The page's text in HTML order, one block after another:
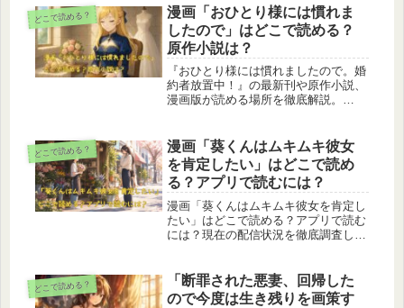
ど主要電子書籍ストアでの配信状況に
加え、コミックシーモア読み放題で読
めるのか、原作小説はなろうで読める
のか、アニメはどこで見れるのかもあ
わせて解説します。王太子セシルと自
称悪役令嬢バーティアの関係が気にな
る方は、読む前の参考にしてくださ
い。
どこで読める？
漫画「おひとり様には慣れま
したので」はどこで読める？
原作小説は？
『おひとり様には慣れましたので。婚
約者放置中！』の最新刊や原作小説、
漫画版が読める場所を徹底解説。
ミ・楽天Kobo・Kindleなど主要ストア
の配信状況を網羅し、さらに小説家に
なろうで無料公開されている原作や一
迅社ノベルス版の情報まで紹介してい
ます。無料で楽しむ方法から特典付き
単行本まで、あなたに合った読み方が
きっと見つかります。
どこで読める？
漫画「葵くんはムキムキ彼女
を肯定したい」はどこで読め
る？アプリで読むには？
漫画「葵くんはムキムキ彼女を肯定し
たい」はどこで読める？アプリで読む
には？現在の配信状況を徹底調査し、
の噂、あらすじ、登場人物、見どこ
ろ、原作情報まで詳しく解説します。
どこで読める？
「断罪された悪妻、回帰した
ので今度は生き残りを画策す